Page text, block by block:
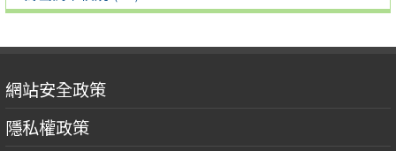
網站安全政策
隱私權政策